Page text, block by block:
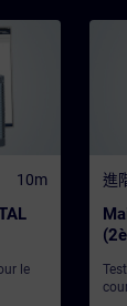
10m
le
進